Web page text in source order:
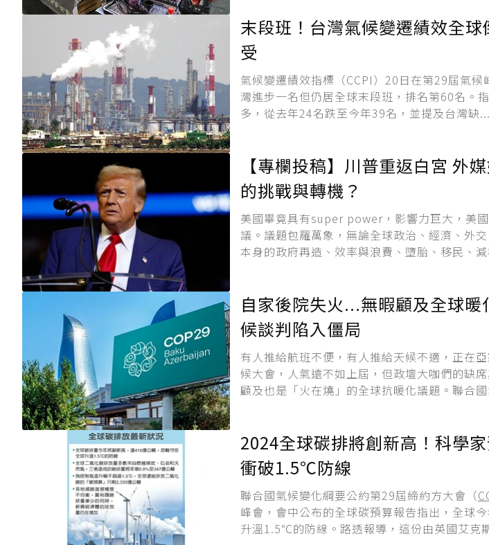
末段班！台灣氣候變遷績效全
受
氣候變遷績效指標（CCPI）20日在第29屆氣候
灣進步一名但仍居全球末段班，排名第60名。
多，從去年24名跌至今年39名，並提及台灣缺...
【專欄投稿】川普重返白宮 外
的挑戰與轉機？
美國畢竟具有super power，影響力巨大，美
議。議題包羅萬象，無論全球政治、經濟、外
本身的政府再造、效率與浪費、墮胎、移民、
自家後院失火...無暇顧及全球暖
候談判陷入僵局
有人推給航班不便，有人推給天候不適，正在
候大會，人氣遠不如上屆，但政壇大咖們的缺
顧及也是「火在燒」的全球抗暖化議題。聯合
2024全球碳排將創新高！科學
衝破1.5℃防線
聯合國氣候變化綱要公約第29屆締約方大會（
峰會，會中公布的全球碳預算報告指出，全球
升溫1.5℃的防線。路透報導，這份由英國艾克